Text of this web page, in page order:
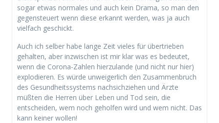
sogar etwas normales und auch kein Drama, so man den
gegensteuert wenn diese erkannt werden, was ja auch
vielfach geschickt.
Auch ich selber habe lange Zeit vieles für übertrieben
gehalten, aber inzwischen ist mir klar was es bedeutet,
wenn die Corona-Zahlen hierzulande (und nicht nur hier)
explodieren. Es würde unweigerlich den Zusammenbruch
des Gesundheitssystems nachsichziehen und Ärzte
müßten die Herren über Leben und Tod sein, die
entscheiden, wem noch geholfen wird und wem nicht. Das
kann keiner wollen!